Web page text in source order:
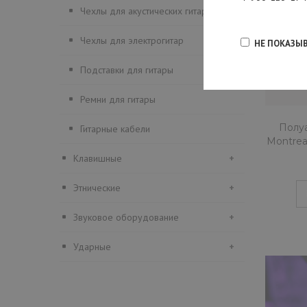
НЕ
Чехлы для акустических гитар
Чехлы для электрогитар
Подставки для гитары
Ремни для гитары
Гитарные кабели
Клавишные +
Этнические +
Звуковое оборудование +
Ударные +